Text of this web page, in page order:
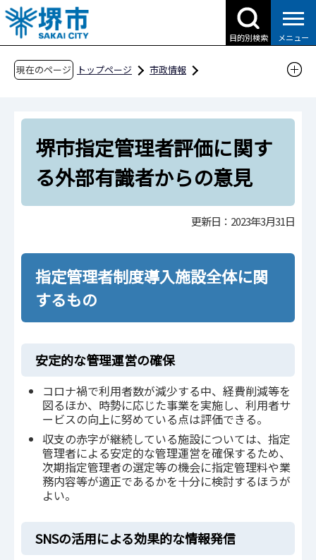
こ
の
ペ
目的別検索 メニュー
現在のページ トップページ
市政情報
指定管理者の評価について
堺市指定管理者評価に関する外部有識者からの
意見
堺市指定管理者評価に関す
る外部有識者からの意見
更新日：2023年3月31日
指定管理者制度導入施設全体に関
するもの
安定的な管理運営の確保
コロナ禍で利用者数が減少する中、経費削減等を
図るほか、時勢に応じた事業を実施し、利用者サ
ービスの向上に努めている点は評価できる。
収支の赤字が継続している施設については、指定
管理者による安定的な管理運営を確保するため、
次期指定管理者の選定等の機会に指定管理料や業
務内容等が適正であるかを十分に検討するほうが
よい。
SNSの活用による効果的な情報発信